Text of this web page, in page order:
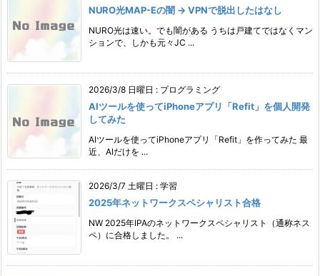
NURO光MAP-Eの闇 → VPNで脱出したはなし
NURO光は速い。でも闇がある うちは戸建てではなくマン
ションで、しかも元々JC ...
2026/3/8 日曜日 : プログラミング
AIツールを使ってiPhoneアプリ「Refit」を個人開発
してみた
AIツールを使ってiPhoneアプリ「Refit」を作ってみた 最
近、AIだけを ...
2026/3/7 土曜日 : 学習
2025年ネットワークスペシャリスト合格
NW 2025年IPAのネットワークスペシャリスト（通称ネス
ペ）に合格しました。 ...